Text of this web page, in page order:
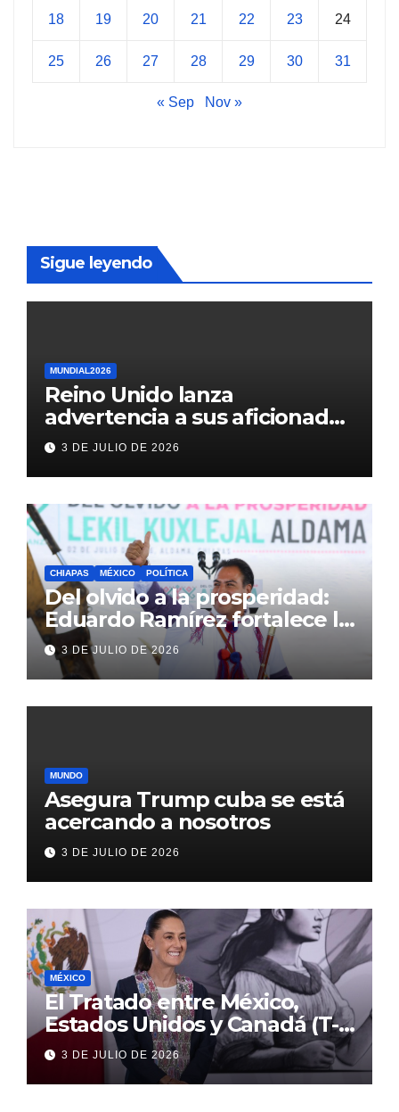
18 19 20 21 22 23 24
25 26 27 28 29 30 31
« Sep Nov »
Sigue leyendo
MUNDIAL2026
Reino Unido lanza
advertencia a sus aficionados
antes del México vs
Inglaterra en el Mundial 2026
3 DE JULIO DE 2026
CHIAPAS MÉXICO POLÍTICA
Del olvido a la prosperidad:
Eduardo Ramírez fortalece la
transformación de Aldama
con inversión histórica
3 DE JULIO DE 2026
MUNDO
Asegura Trump cuba se está
acercando a nosotros
3 DE JULIO DE 2026
MÉXICO
El Tratado entre México,
Estados Unidos y Canadá (T-
MEC) se mantiene hasta el
2036: Presidenta Claudia
Sheinbaum
3 DE JULIO DE 2026